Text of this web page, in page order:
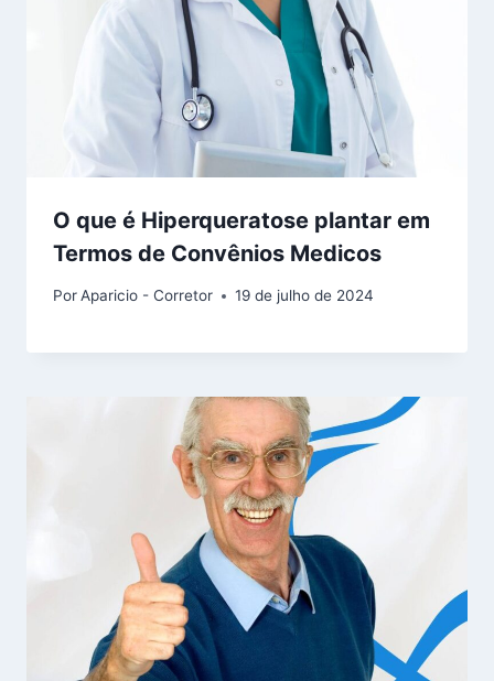
O que é Hiperqueratose plantar em
Termos de Convênios Medicos
PorAparicio - Corretor 19 de julho de 2024